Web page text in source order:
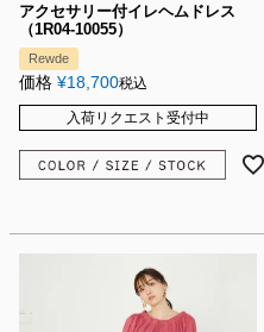
アクセサリー付イレヘムドレス
（1R04-10055）
Rewde
価格 ¥18,700税込
入荷リクエスト受付中